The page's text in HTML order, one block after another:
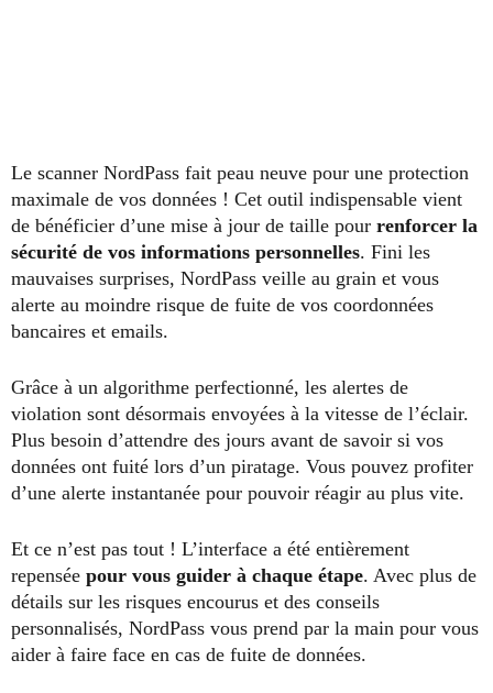
Le scanner NordPass fait peau neuve pour une protection
maximale de vos données ! Cet outil indispensable vient
de bénéficier d’une mise à jour de taille pour renforcer la
sécurité de vos informations personnelles. Fini les
mauvaises surprises, NordPass veille au grain et vous
alerte au moindre risque de fuite de vos coordonnées
bancaires et emails.
Grâce à un algorithme perfectionné, les alertes de
violation sont désormais envoyées à la vitesse de l’éclair.
Plus besoin d’attendre des jours avant de savoir si vos
données ont fuité lors d’un piratage. Vous pouvez profiter
d’une alerte instantanée pour pouvoir réagir au plus vite.
Et ce n’est pas tout ! L’interface a été entièrement
repensée pour vous guider à chaque étape. Avec plus de
détails sur les risques encourus et des conseils
personnalisés, NordPass vous prend par la main pour vous
aider à faire face en cas de fuite de données.